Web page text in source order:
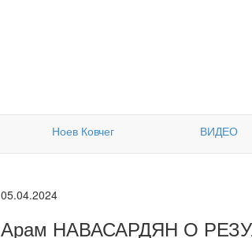
Ноев Ковчег ВИДЕО
05.04.2024
Арам НАВАСАРДЯН О